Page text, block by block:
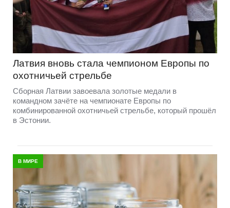
Латвия вновь стала чемпионом Европы по
охотничьей стрельбе
Сборная Латвии завоевала золотые медали в
командном зачёте на чемпионате Европы по
комбинированной охотничьей стрельбе, который прошёл
в Эстонии.
В МИРЕ